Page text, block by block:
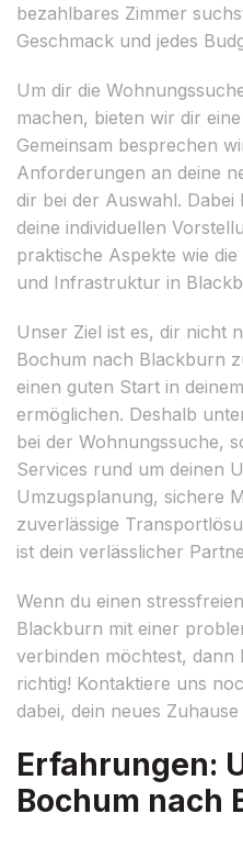
bezahlbares Zimmer
Geschmack und jedes
Um dir die
machen, bieten wir dir
Gemeinsam besprechen
Anforderungen an deine
dir bei der Auswahl.
deine individuellen
praktische Aspekte wie
und Infrastruktur in
Unser Ziel ist es, dir nicht
Bochum nach Blackburn
einen guten Start in
ermöglichen. Deshalb
bei der Wohnungssuche,
Services rund um deinen
Umzugsplanung, sichere
zuverlässige
ist dein verlässlicher
Wenn du einen
Blackburn mit einer
verbinden möchtest, dann
richtig! Kontaktiere uns
dabei, dein neues
Erfahrungen:
Bochum nach